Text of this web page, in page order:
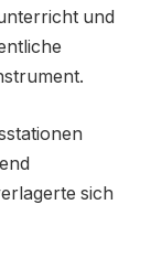
und
sich